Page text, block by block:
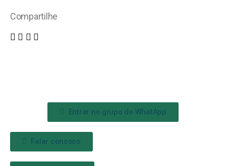
Compartilhe
Entrar no grupo do WhatApp
Falar conosco